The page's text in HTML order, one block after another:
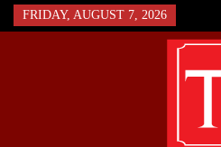
FRIDAY, AUGUST 7, 2026